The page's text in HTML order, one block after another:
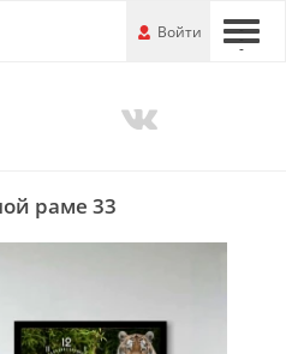
---
Войти
раме 33